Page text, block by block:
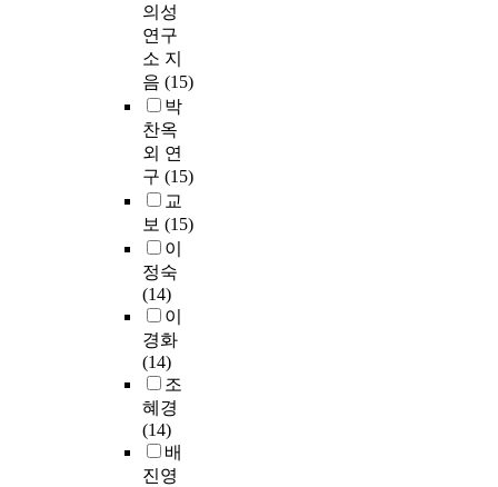
의성
연구
소 지
음 (15)
박
찬옥
외 연
구 (15)
교
보 (15)
이
정숙
(14)
이
경화
(14)
조
혜경
(14)
배
진영